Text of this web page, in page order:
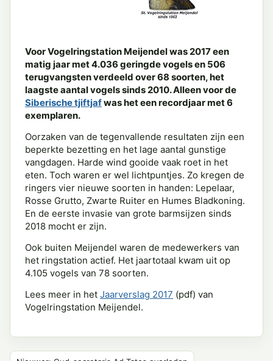
Voor Vogelringstation Meijendel was 2017 een
matig jaar met 4.036 geringde vogels en 506
terugvangsten verdeeld over 68 soorten,het
laagste aantal vogels sinds 2010. Alleen voor de
Siberische tjiftjafwas het een recordjaar met 6
exemplaren.
Oorzaken van de tegenvallende resultaten zijn een
beperkte bezetting en het lage aantal gunstige
vangdagen. Harde wind gooide vaak roet in het
eten. Toch waren er wel lichtpuntjes. Zo kregen de
ringers vier nieuwe soorten in handen: Lepelaar,
Rosse Grutto, Zwarte Ruiter en Humes Bladkoning.
En de eerste invasie van grote barmsijzen sinds
2018 mocht er zijn.
Ook buiten Meijendel waren de medewerkers van
het ringstation actief. Het jaartotaal kwam uit op
4.105 vogels van 78 soorten.
Lees meer in het Jaarverslag 2017 (pdf) van
Vogelringstation Meijendel.